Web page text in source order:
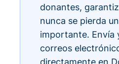
donantes,
nunca se pierda
importante. Envía
correos
directamente en